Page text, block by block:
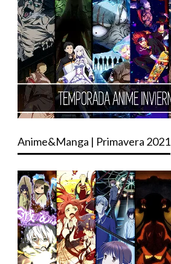
Anime&Manga | Primavera 2021